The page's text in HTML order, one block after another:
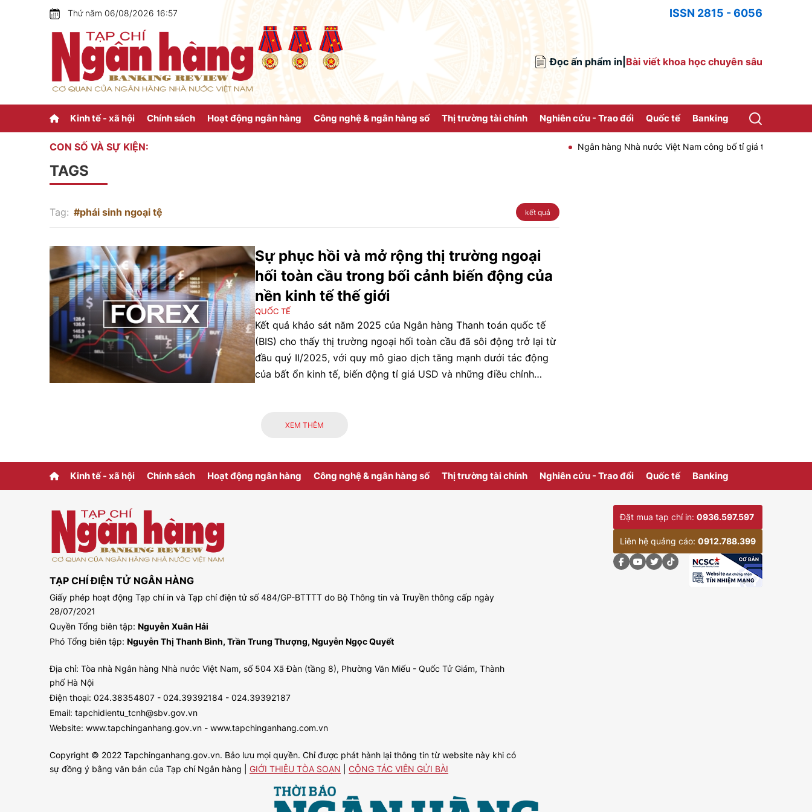
Thứ năm 06/08/2026 16:57 ISSN 2815 - 6056
Đọc ấn phẩm in Bài viết khoa học chuyên sâu
Kinh tế - xã hội Chính sách Hoạt động ngân hàng Công nghệ & ngân hàng số Thị trường tài chính Nghiên cứu - Trao đổi Quốc tế Banking
CON SỐ VÀ SỰ KIỆN: Ngân hàng Nhà nước Việt Nam công bố tỉ giá trung tâm của
TAGS
Tag: #phái sinh ngoại tệ kết quả
Sự phục hồi và mở rộng thị trường ngoại
hối toàn cầu trong bối cảnh biến động của
nền kinh tế thế giới
QUỐC TẾ
Kết quả khảo sát năm 2025 của Ngân hàng Thanh toán quốc tế
(BIS) cho thấy thị trường ngoại hối toàn cầu đã sôi động trở lại từ
đầu quý II/2025, với quy mô giao dịch tăng mạnh dưới tác động
của bất ổn kinh tế, biến động tỉ giá USD và những điều chỉnh
XEM THÊM
Kinh tế - xã hội Chính sách Hoạt động ngân hàng Công nghệ & ngân hàng số Thị trường tài chính Nghiên cứu - Trao đổi Quốc tế Banking
TẠP CHÍ ĐIỆN TỬ NGÂN HÀNG
Giấy phép hoạt động Tạp chí in và Tạp chí điện tử số 484/GP-BTTTT do Bộ Thông tin và Truyền thông cấp ngày
28/07/2021
Quyền Tổng biên tập: Nguyễn Xuân Hải
Phó Tổng biên tập: Nguyễn Thị Thanh Bình, Trần Trung Thượng, Nguyễn Ngọc Quyết
Địa chỉ: Tòa nhà Ngân hàng Nhà nước Việt Nam, số 504 Xã Đàn (tầng 8), Phường Văn Miếu - Quốc Tử Giám, Thành
phố Hà Nội
Điện thoại: 024.38354807 - 024.39392184 - 024.39392187
Email: tapchidientu_tcnh@sbv.gov.vn
Website: www.tapchinganhang.gov.vn - www.tapchinganhang.com.vn
Copyright © 2022 Tapchinganhang.gov.vn. Bảo lưu mọi quyền. Chỉ được phát hành lại thông tin từ website này khi có
sự đồng ý bằng văn bản của Tạp chí Ngân hàng | GIỚI THIỆU TÒA SOẠN CỘNG TÁC VIÊN GỬI BÀI
Đặt mua tạp chí in: 0936.597.597
Liên hệ quảng cáo: 0912.788.399